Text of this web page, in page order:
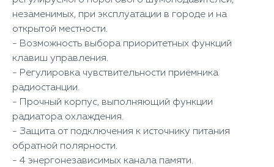
незаменимых, при эксплуатации в городе и на
открытой местности.
- Возможность выбора приоритетных функций
клавиш управления.
- Регулировка чувствительности приёмника
радиостанции.
- Прочный корпус, выполняющий функции
радиатора охлаждения.
- Защита от подключения к источнику питания
обратной полярности.
- 4 энергонезависимых канала памяти.